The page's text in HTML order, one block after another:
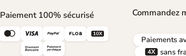
Paiement 100% sécurisé
    
Commandez
Paiements
 sans